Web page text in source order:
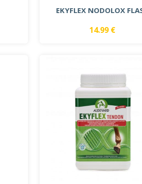
EKYFLEX NODOLOX
14.99 €